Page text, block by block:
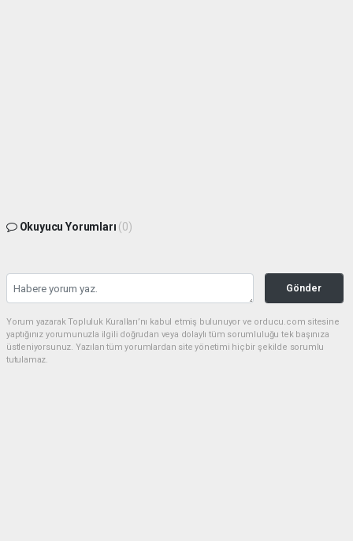
Okuyucu Yorumları (0)
Gönder
Yorum yazarak Topluluk Kuralları’nı kabul etmiş bulunuyor ve orducu.com sitesine
yaptığınız yorumunuzla ilgili doğrudan veya dolaylı tüm sorumluluğu tek başınıza
üstleniyorsunuz. Yazılan tüm yorumlardan site yönetimi hiçbir şekilde sorumlu
tutulamaz.